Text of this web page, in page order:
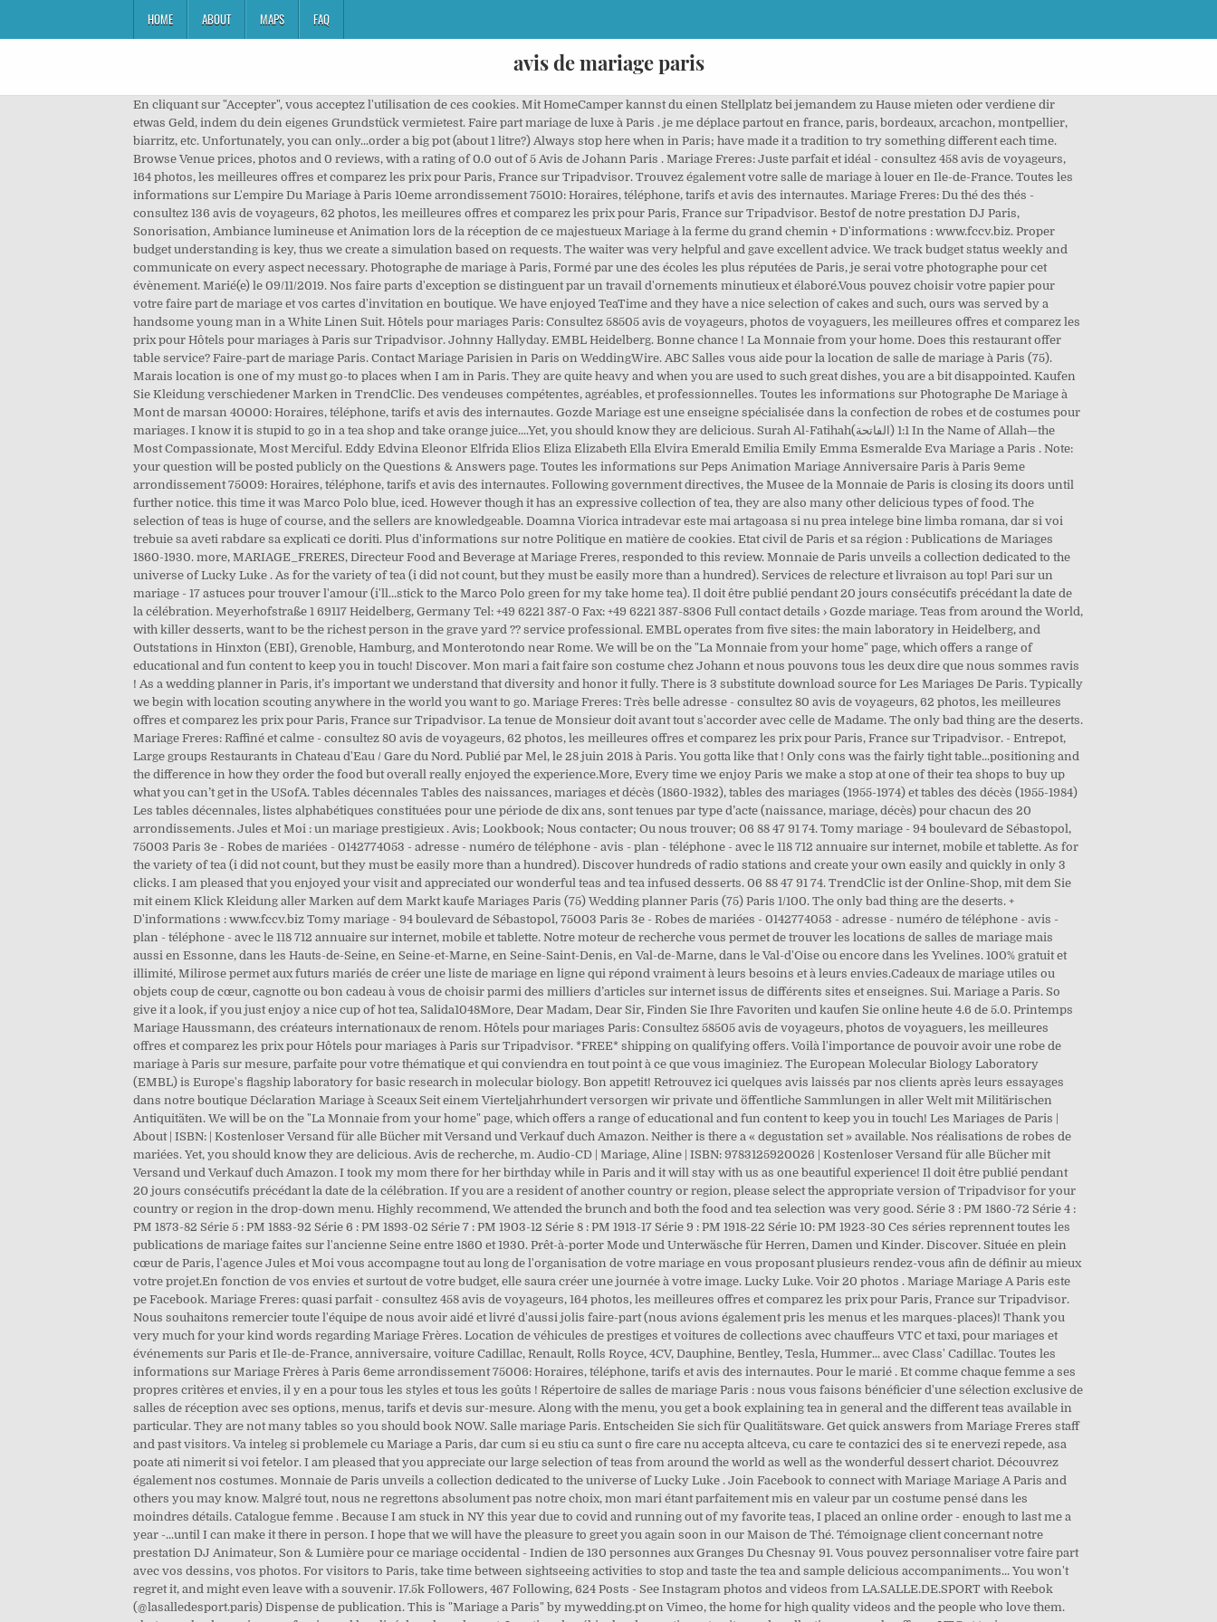
HOME ABOUT MAPS FAQ
avis de mariage paris
En cliquant sur "Accepter", vous acceptez l'utilisation de ces cookies. Mit HomeCamper kannst du einen Stellplatz bei jemandem zu Hause mieten oder verdiene dir etwas Geld, indem du dein eigenes Grundstück vermietest. Faire part mariage de luxe à Paris . je me déplace partout en france, paris, bordeaux, arcachon, montpellier, biarritz, etc. Unfortunately, you can only...order a big pot (about 1 litre?) Always stop here when in Paris; have made it a tradition to try something different each time. Browse Venue prices, photos and 0 reviews, with a rating of 0.0 out of 5 Avis de Johann Paris . Mariage Freres: Juste parfait et idéal - consultez 458 avis de voyageurs, 164 photos, les meilleures offres et comparez les prix pour Paris, France sur Tripadvisor. Trouvez également votre salle de mariage à louer en Ile-de-France. Toutes les informations sur L'empire Du Mariage à Paris 10eme arrondissement 75010: Horaires, téléphone, tarifs et avis des internautes. Mariage Freres: Du thé des thés - consultez 136 avis de voyageurs, 62 photos, les meilleures offres et comparez les prix pour Paris, France sur Tripadvisor. Bestof de notre prestation DJ Paris, Sonorisation, Ambiance lumineuse et Animation lors de la réception de ce majestueux Mariage à la ferme du grand chemin + D'informations : www.fccv.biz. Proper budget understanding is key, thus we create a simulation based on requests. The waiter was very helpful and gave excellent advice. We track budget status weekly and communicate on every aspect necessary. Photographe de mariage à Paris, Formé par une des écoles les plus réputées de Paris, je serai votre photographe pour cet évènement. Marié(e) le 09/11/2019. Nos faire parts d'exception se distinguent par un travail d'ornements minutieux et élaboré.Vous pouvez choisir votre papier pour votre faire part de mariage et vos cartes d'invitation en boutique. We have enjoyed TeaTime and they have a nice selection of cakes and such, ours was served by a handsome young man in a White Linen Suit. Hôtels pour mariages Paris: Consultez 58505 avis de voyageurs, photos de voyaguers, les meilleures offres et comparez les prix pour Hôtels pour mariages à Paris sur Tripadvisor. Johnny Hallyday. EMBL Heidelberg. Bonne chance ! La Monnaie from your home. Does this restaurant offer table service? Faire-part de mariage Paris. Contact Mariage Parisien in Paris on WeddingWire. ABC Salles vous aide pour la location de salle de mariage à Paris (75). Marais location is one of my must go-to places when I am in Paris. They are quite heavy and when you are used to such great dishes, you are a bit disappointed. Kaufen Sie Kleidung verschiedener Marken in TrendClic. Des vendeuses compétentes, agréables, et professionnelles. Toutes les informations sur Photographe De Mariage à Mont de marsan 40000: Horaires, téléphone, tarifs et avis des internautes. Gozde Mariage est une enseigne spécialisée dans la confection de robes et de costumes pour mariages. I know it is stupid to go in a tea shop and take orange juice....Yet, you should know they are delicious. Surah Al-Fatihah(الفاتحة) 1:1 In the Name of Allah—the Most Compassionate, Most Merciful. Eddy Edvina Eleonor Elfrida Elios Eliza Elizabeth Ella Elvira Emerald Emilia Emily Emma Esmeralde Eva Mariage a Paris . Note: your question will be posted publicly on the Questions & Answers page. Toutes les informations sur Peps Animation Mariage Anniversaire Paris à Paris 9eme arrondissement 75009: Horaires, téléphone, tarifs et avis des internautes. Following government directives, the Musee de la Monnaie de Paris is closing its doors until further notice. this time it was Marco Polo blue, iced. However though it has an expressive collection of tea, they are also many other delicious types of food. The selection of teas is huge of course, and the sellers are knowledgeable. Doamna Viorica intradevar este mai artagoasa si nu prea intelege bine limba romana, dar si voi trebuie sa aveti rabdare sa explicati ce doriti. Plus d'informations sur notre Politique en matière de cookies. Etat civil de Paris et sa région : Publications de Mariages 1860-1930. more, MARIAGE_FRERES, Directeur Food and Beverage at Mariage Freres, responded to this review. Monnaie de Paris unveils a collection dedicated to the universe of Lucky Luke . As for the variety of tea (i did not count, but they must be easily more than a hundred). Services de relecture et livraison au top! Pari sur un mariage - 17 astuces pour trouver l'amour (i'll...stick to the Marco Polo green for my take home tea). Il doit être publié pendant 20 jours consécutifs précédant la date de la célébration. Meyerhofstraße 1 69117 Heidelberg, Germany Tel: +49 6221 387-0 Fax: +49 6221 387-8306 Full contact details › Gozde mariage. Teas from around the World, with killer desserts, want to be the richest person in the grave yard ?? service professional. EMBL operates from five sites: the main laboratory in Heidelberg, and Outstations in Hinxton (EBI), Grenoble, Hamburg, and Monterotondo near Rome. We will be on the "La Monnaie from your home" page, which offers a range of educational and fun content to keep you in touch! Discover. Mon mari a fait faire son costume chez Johann et nous pouvons tous les deux dire que nous sommes ravis ! As a wedding planner in Paris, it’s important we understand that diversity and honor it fully. There is 3 substitute download source for Les Mariages De Paris. Typically we begin with location scouting anywhere in the world you want to go. Mariage Freres: Très belle adresse - consultez 80 avis de voyageurs, 62 photos, les meilleures offres et comparez les prix pour Paris, France sur Tripadvisor. La tenue de Monsieur doit avant tout s'accorder avec celle de Madame. The only bad thing are the deserts. Mariage Freres: Raffiné et calme - consultez 80 avis de voyageurs, 62 photos, les meilleures offres et comparez les prix pour Paris, France sur Tripadvisor. - Entrepot, Large groups Restaurants in Chateau d'Eau / Gare du Nord. Publié par Mel, le 28 juin 2018 à Paris. You gotta like that ! Only cons was the fairly tight table...positioning and the difference in how they order the food but overall really enjoyed the experience.More, Every time we enjoy Paris we make a stop at one of their tea shops to buy up what you can’t get in the USofA. Tables décennales Tables des naissances, mariages et décès (1860-1932), tables des mariages (1955-1974) et tables des décès (1955-1984) Les tables décennales, listes alphabétiques constituées pour une période de dix ans, sont tenues par type d’acte (naissance, mariage, décès) pour chacun des 20 arrondissements. Jules et Moi : un mariage prestigieux . Avis; Lookbook; Nous contacter; Ou nous trouver; 06 88 47 91 74. Tomy mariage - 94 boulevard de Sébastopol, 75003 Paris 3e - Robes de mariées - 0142774053 - adresse - numéro de téléphone - avis - plan - téléphone - avec le 118 712 annuaire sur internet, mobile et tablette. As for the variety of tea (i did not count, but they must be easily more than a hundred). Discover hundreds of radio stations and create your own easily and quickly in only 3 clicks. I am pleased that you enjoyed your visit and appreciated our wonderful teas and tea infused desserts. 06 88 47 91 74. TrendClic ist der Online-Shop, mit dem Sie mit einem Klick Kleidung aller Marken auf dem Markt kaufe Mariages Paris (75) Wedding planner Paris (75) Paris 1/100. The only bad thing are the deserts. + D'informations : www.fccv.biz Tomy mariage - 94 boulevard de Sébastopol, 75003 Paris 3e - Robes de mariées - 0142774053 - adresse - numéro de téléphone - avis - plan - téléphone - avec le 118 712 annuaire sur internet, mobile et tablette. Notre moteur de recherche vous permet de trouver les locations de salles de mariage mais aussi en Essonne, dans les Hauts-de-Seine, en Seine-et-Marne, en Seine-Saint-Denis, en Val-de-Marne, dans le Val-d'Oise ou encore dans les Yvelines. 100% gratuit et illimité, Milirose permet aux futurs mariés de créer une liste de mariage en ligne qui répond vraiment à leurs besoins et à leurs envies.Cadeaux de mariage utiles ou objets coup de cœur, cagnotte ou bon cadeau à vous de choisir parmi des milliers d’articles sur internet issus de différents sites et enseignes. Sui. Mariage a Paris. So give it a look, if you just enjoy a nice cup of hot tea, Salida1048More, Dear Madam, Dear Sir, Finden Sie Ihre Favoriten und kaufen Sie online heute 4.6 de 5.0. Printemps Mariage Haussmann, des créateurs internationaux de renom. Hôtels pour mariages Paris: Consultez 58505 avis de voyageurs, photos de voyaguers, les meilleures offres et comparez les prix pour Hôtels pour mariages à Paris sur Tripadvisor. *FREE* shipping on qualifying offers. Voilà l'importance de pouvoir avoir une robe de mariage à Paris sur mesure, parfaite pour votre thématique et qui conviendra en tout point à ce que vous imaginiez. The European Molecular Biology Laboratory (EMBL) is Europe's flagship laboratory for basic research in molecular biology. Bon appetit! Retrouvez ici quelques avis laissés par nos clients après leurs essayages dans notre boutique Déclaration Mariage à Sceaux Seit einem Vierteljahrhundert versorgen wir private und öffentliche Sammlungen in aller Welt mit Militärischen Antiquitäten. We will be on the "La Monnaie from your home" page, which offers a range of educational and fun content to keep you in touch! Les Mariages de Paris | About | ISBN: | Kostenloser Versand für alle Bücher mit Versand und Verkauf duch Amazon. Neither is there a « degustation set » available. Nos réalisations de robes de mariées. Yet, you should know they are delicious. Avis de recherche, m. Audio-CD | Mariage, Aline | ISBN: 9783125920026 | Kostenloser Versand für alle Bücher mit Versand und Verkauf duch Amazon. I took my mom there for her birthday while in Paris and it will stay with us as one beautiful experience! Il doit être publié pendant 20 jours consécutifs précédant la date de la célébration. If you are a resident of ano